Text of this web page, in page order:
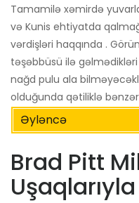
Tamamilə xəmirdə
və Kunis ehtiyatda
vərdişləri haqqında .
təşəbbüsü ilə
nağd pulu ala
olduğunda qətiliklə
Əyləncə
Brad Pitt